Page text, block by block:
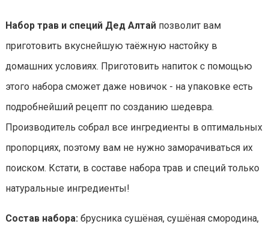
Набор трав и специй Дед Алтай позволит вам
приготовить вкуснейшую таёжную настойку в
домашних условиях. Приготовить напиток с помощью
этого набора сможет даже новичок - на упаковке есть
подробнейший рецепт по созданию шедевра.
Производитель собрал все ингредиенты в оптимальных
пропорциях, поэтому вам не нужно заморачиваться их
поиском. Кстати, в составе набора трав и специй только
натуральные ингредиенты!
Состав набора: брусника сушёная, сушёная смородина,